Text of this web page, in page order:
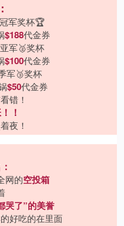
军奖杯🏆
$188代金券
军🥈奖杯
$100代金券
军🥉奖杯
$50代金券
错！
！
夜！
网的空投箱
哭了”的美誉
好吃的在里面